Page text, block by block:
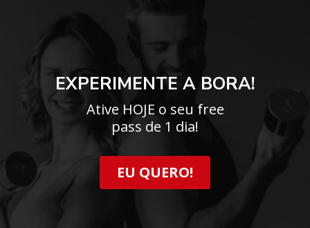
EXPERIMENTE A BORA!
Ative HOJE o seu free
pass de 1 dia!
EU QUERO!